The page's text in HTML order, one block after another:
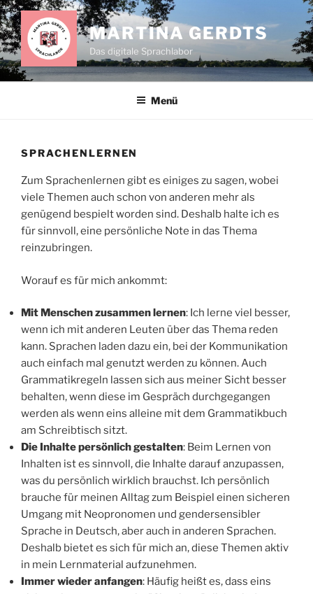
Zum
Inhalt
springen
MARTINA GERDTS
Das digitale Sprachlabor
Menü
SPRACHENLERNEN
Zum Sprachenlernen gibt es einiges zu sagen, wobei
viele Themen auch schon von anderen mehr als
genügend bespielt worden sind. Deshalb halte ich es
für sinnvoll, eine persönliche Note in das Thema
reinzubringen.
Worauf es für mich ankommt:
Mit Menschen zusammen lernen: Ich lerne viel besser,
wenn ich mit anderen Leuten über das Thema reden
kann. Sprachen laden dazu ein, bei der Kommunikation
auch einfach mal genutzt werden zu können. Auch
Grammatikregeln lassen sich aus meiner Sicht besser
behalten, wenn diese im Gespräch durchgegangen
werden als wenn eins alleine mit dem Grammatikbuch
am Schreibtisch sitzt.
Die Inhalte persönlich gestalten: Beim Lernen von
Inhalten ist es sinnvoll, die Inhalte darauf anzupassen,
was du persönlich wirklich brauchst. Ich persönlich
brauche für meinen Alltag zum Beispiel einen sicheren
Umgang mit Neopronomen und gendersensibler
Sprache in Deutsch, aber auch in anderen Sprachen.
Deshalb bietet es sich für mich an, diese Themen aktiv
in mein Lernmaterial aufzunehmen.
Immer wieder anfangen: Häufig heißt es, dass eins